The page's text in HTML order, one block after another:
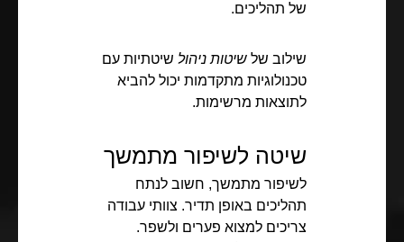
של תהליכים.
שילוב של שיטות ניהול שיטתיות עם
טכנולוגיות מתקדמות יכול להביא
לתוצאות מרשימות.
שיטה לשיפור מתמשך
לשיפור מתמשך, חשוב לנתח
תהליכים באופן תדיר. צוותי עבודה
צריכים למצוא פערים ולשפר.